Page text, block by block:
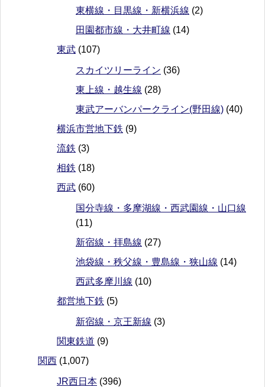
東横線・目黒線・新横浜線 (2)
田園都市線・大井町線 (14)
東武 (107)
スカイツリーライン (36)
東上線・越生線 (28)
東武アーバンパークライン(野田線) (40)
横浜市営地下鉄 (9)
流鉄 (3)
相鉄 (18)
西武 (60)
国分寺線・多摩湖線・西武園線・山口線
(11)
新宿線・拝島線 (27)
池袋線・秩父線・豊島線・狭山線 (14)
西武多摩川線 (10)
都営地下鉄 (5)
新宿線・京王新線 (3)
関東鉄道 (9)
関西 (1,007)
JR西日本 (396)